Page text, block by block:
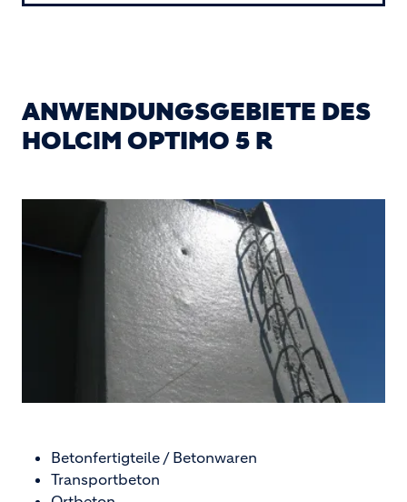
ANWENDUNGSGEBIETE DES
HOLCIM OPTIMO 5 R
Betonfertigteile / Betonwaren
Transportbeton